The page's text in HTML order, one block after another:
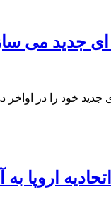
ای جدید می
در اواخر دهه 2020 آغاز
اروپا به